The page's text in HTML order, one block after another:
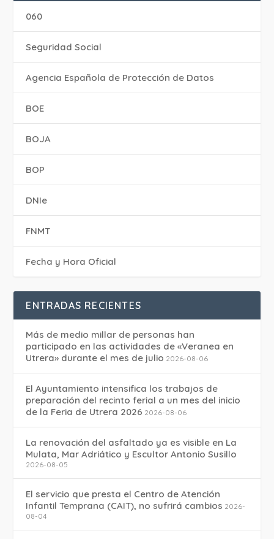
060
Seguridad Social
Agencia Española de Protección de Datos
BOE
BOJA
BOP
DNIe
FNMT
Fecha y Hora Oficial
ENTRADAS RECIENTES
Más de medio millar de personas han
participado en las actividades de «Veranea en
Utrera» durante el mes de julio 2026-08-06
El Ayuntamiento intensifica los trabajos de
preparación del recinto ferial a un mes del inicio
de la Feria de Utrera 2026 2026-08-06
La renovación del asfaltado ya es visible en La
Mulata, Mar Adriático y Escultor Antonio Susillo
2026-08-05
El servicio que presta el Centro de Atención
Infantil Temprana (CAIT), no sufrirá cambios 2026-
08-04